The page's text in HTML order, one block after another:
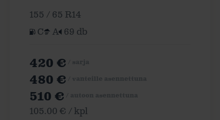
155 / 65 R14
C
A 69 db
420 €
480 €
510 €
105.00 € / kpl